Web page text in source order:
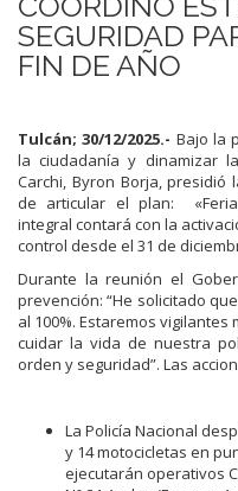
SEGURIDAD
FIN DE AÑO
Tulcán; 30/12/2025.- Bajo la
la ciudadanía y dinamizar
Carchi, Byron Borja,
de articular el plan:
integral contará con la
control desde el 31 de
Durante la reunión el
prevención: “He solicitado
al 100%. Estaremos
cuidar la vida de nuestra
orden y seguridad”. Las
La Policía Nacional
y 14 motocicletas en
ejecutarán operativos